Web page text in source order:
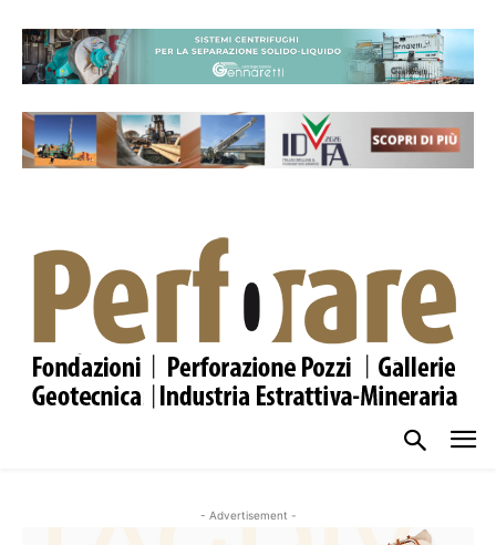
- Advertisement -